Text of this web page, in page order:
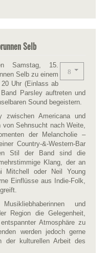
Selb
Samstag, 15.
Selb zu einem
20 Uhr (Einlass ab
Parsley auftreten und
Sound begeistern.
zwischen Americana und
Sehnsucht nach Weite,
der Melancholie –
Country-&-Western-Bar
Stil der Band sind die
Klang, der an
Mitchell oder Neil Young
Einflüsse aus Indie-Folk,
und
Region die Gelegenheit,
Atmosphäre zu
werden jedoch gerne
der kulturellen Arbeit des